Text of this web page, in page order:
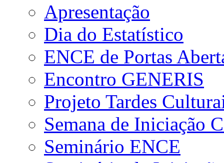
Apresentação
Dia do Estatístico
ENCE de Portas
Encontro GENERIS
Projeto Tardes
Semana de Iniciação
Seminário ENCE